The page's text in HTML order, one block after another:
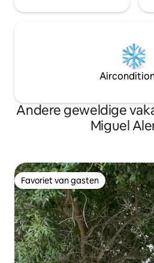
Andere geweldige
Miguel
Favoriet van gasten
Favoriet van gasten